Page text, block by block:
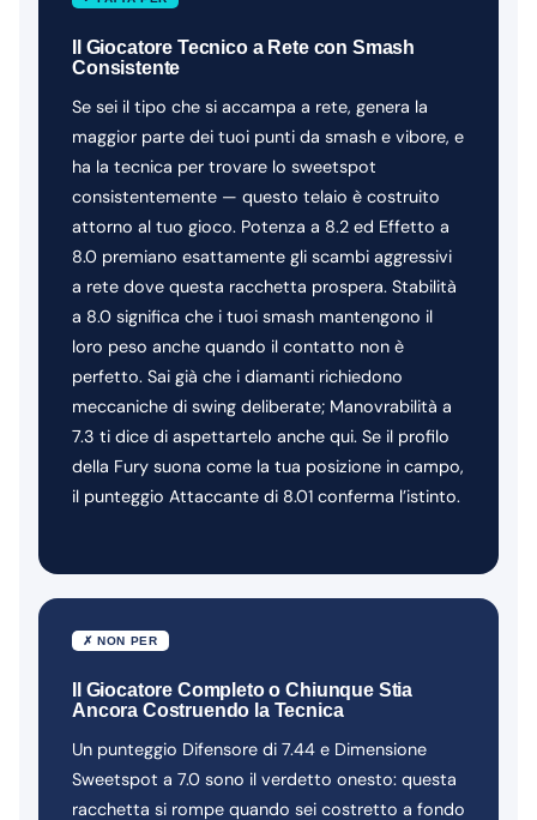
Il Giocatore Tecnico a Rete con Smash
Consistente
Se sei il tipo che si accampa a rete, genera la
maggior parte dei tuoi punti da smash e vibore, e
ha la tecnica per trovare lo sweetspot
consistentemente — questo telaio è costruito
attorno al tuo gioco. Potenza a 8.2 ed Effetto a
8.0 premiano esattamente gli scambi aggressivi
a rete dove questa racchetta prospera. Stabilità
a 8.0 significa che i tuoi smash mantengono il
loro peso anche quando il contatto non è
perfetto. Sai già che i diamanti richiedono
meccaniche di swing deliberate; Manovrabilità a
7.3 ti dice di aspettartelo anche qui. Se il profilo
della Fury suona come la tua posizione in campo,
il punteggio Attaccante di 8.01 conferma l’istinto.
✗ NON PER
Il Giocatore Completo o Chiunque Stia
Ancora Costruendo la Tecnica
Un punteggio Difensore di 7.44 e Dimensione
Sweetspot a 7.0 sono il verdetto onesto: questa
racchetta si rompe quando sei costretto a fondo